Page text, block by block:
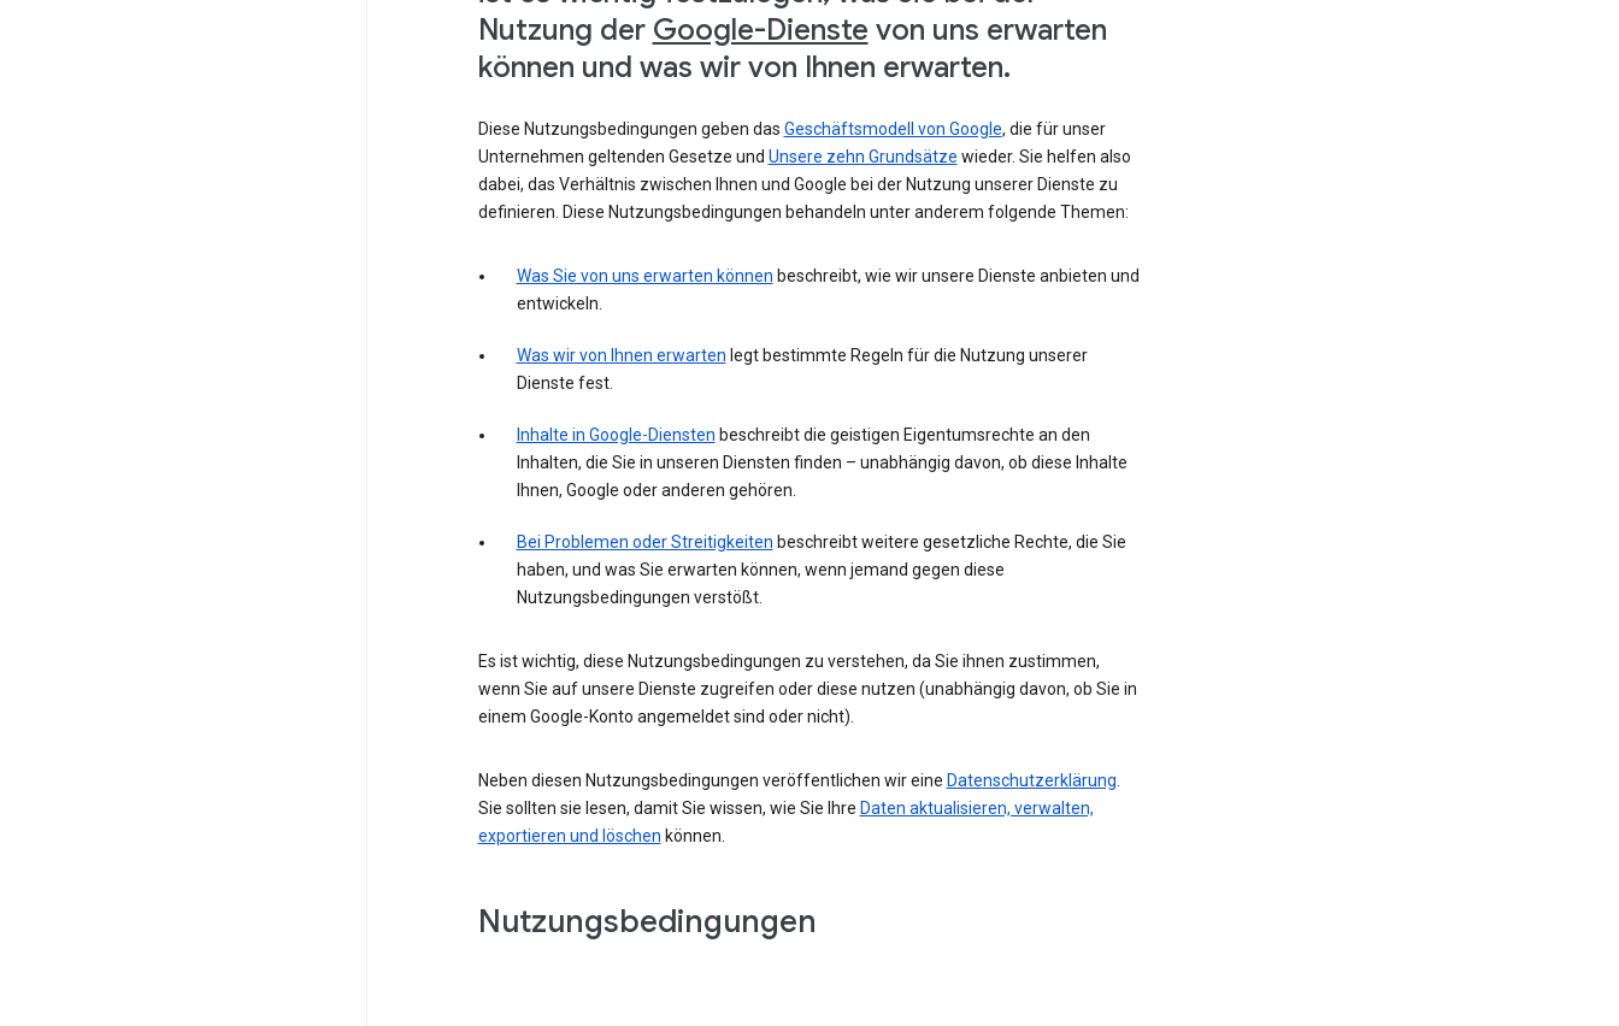
Nutzung der Google-Dienste von uns erwarten
können und was wir von Ihnen erwarten.
Diese Nutzungsbedingungen geben das Geschäftsmodell von Google, die für unser
Unternehmen geltenden Gesetze und Unsere zehn Grundsätze wieder. Sie helfen also
dabei, das Verhältnis zwischen Ihnen und Google bei der Nutzung unserer Dienste zu
definieren. Diese Nutzungsbedingungen behandeln unter anderem folgende Themen:
Was Sie von uns erwarten können beschreibt, wie wir unsere Dienste anbieten und
entwickeln.
Was wir von Ihnen erwarten legt bestimmte Regeln für die Nutzung unserer
Dienste fest.
Inhalte in Google-Diensten beschreibt die geistigen Eigentumsrechte an den
Inhalten, die Sie in unseren Diensten finden – unabhängig davon, ob diese Inhalte
Ihnen, Google oder anderen gehören.
Bei Problemen oder Streitigkeiten beschreibt weitere gesetzliche Rechte, die Sie
haben, und was Sie erwarten können, wenn jemand gegen diese
Nutzungsbedingungen verstößt.
Es ist wichtig, diese Nutzungsbedingungen zu verstehen, da Sie ihnen zustimmen,
wenn Sie auf unsere Dienste zugreifen oder diese nutzen (unabhängig davon, ob Sie in
einem Google-Konto angemeldet sind oder nicht).
Neben diesen Nutzungsbedingungen veröffentlichen wir eine Datenschutzerklärung
Sie sollten sie lesen, damit Sie wissen, wie Sie Ihre Daten aktualisieren, verwalten,
exportieren und löschen können.
Nutzungsbedingungen